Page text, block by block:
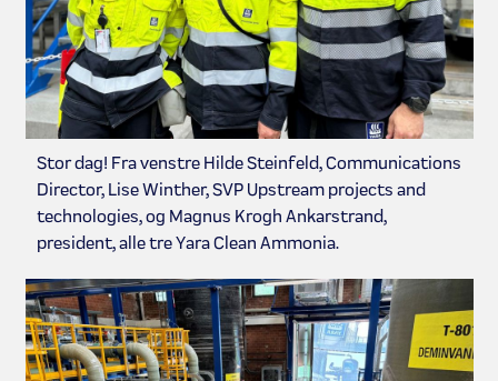
Stor dag! Fra venstre Hilde Steinfeld, Communications
Director, Lise Winther, SVP Upstream projects and
technologies, og Magnus Krogh Ankarstrand,
president, alle tre Yara Clean Ammonia.